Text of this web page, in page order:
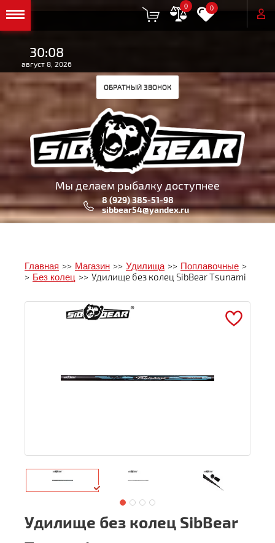
0 0
30:08
август 8, 2026
Мы делаем рыбалку доступнее
ОБРАТНЫЙ ЗВОНОК
8 (929) 385-51-98
sibbear54@yandex.ru
Главная >> Магазин >> Удилища >> Поплавочные >
> Без колец >> Удилище без колец SibBear Tsunami
Удилище без колец SibBear